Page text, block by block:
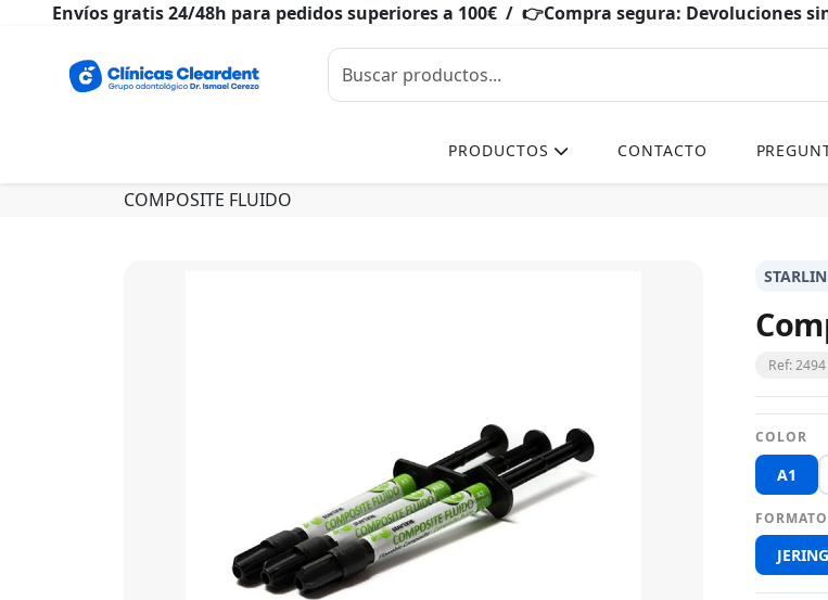
Envíos gratis 24/48h para pedidos superiores a 100€ / 👉Compra segura: Devoluciones
PRODUCTOS CONTACTO
COMPOSITE FLUIDO
Ref: 2494
COLOR
A1
FORMATO